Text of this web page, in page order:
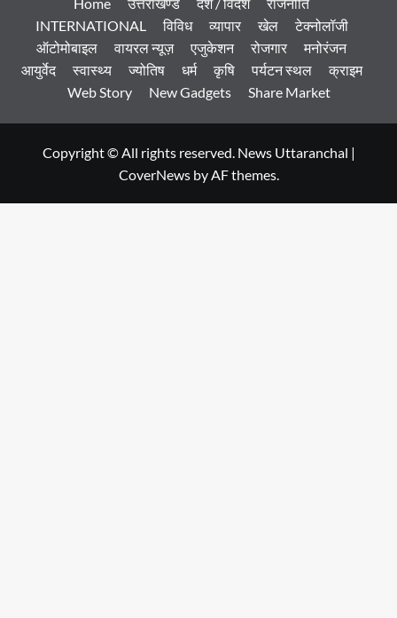
INTERNATIONAL
विविध व्यापार खेल
टेक्नोलॉजी
ऑटोमोबाइल
वायरल न्यूज़ एजुकेशन रोजगार
मनोरंजन
आयुर्वेद
स्वास्थ्य ज्योतिष धर्म कृषि पर्यटन स्थल
क्राइम
Web Story
New Gadgets Share Market
Copyright © All rights reserved. News Uttaranchal |
CoverNewsby AF themes.